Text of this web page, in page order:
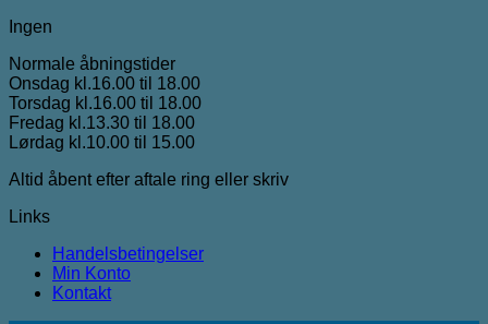
Ingen
Normale åbningstider
Onsdag kl.16.00 til 18.00
Torsdag kl.16.00 til 18.00
Fredag kl.13.30 til 18.00
Lørdag kl.10.00 til 15.00
Altid åbent efter aftale ring eller skriv
Links
Handelsbetingelser
Min Konto
Kontakt